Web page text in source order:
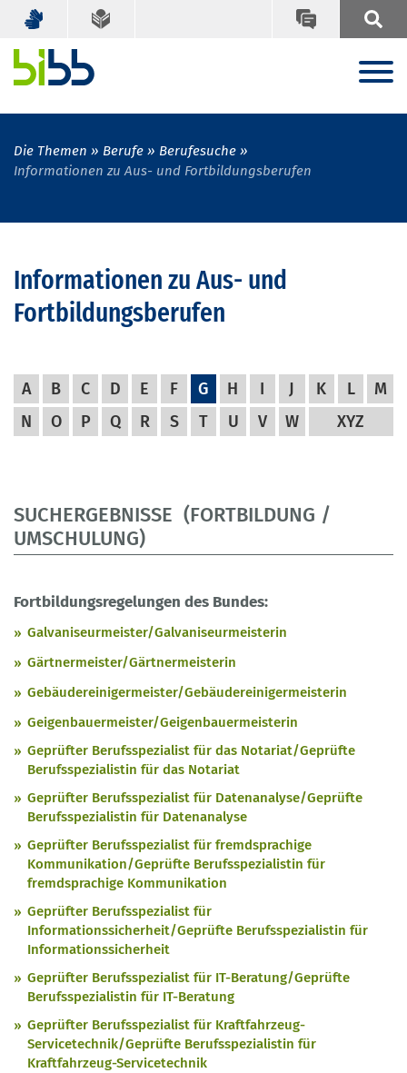
Die Themen Berufe
Berufesuche
Informationen zu Aus- und Fortbildungsberufen
Informationen zu Aus- und
Fortbildungsberufen
A B C D E F G H I J K L
M
N
O P Q R S T U V W XYZ
SUCHERGEBNISSE (FORTBILDUNG /
UMSCHULUNG)
Fortbildungsregelungen des Bundes:
Galvaniseurmeister/Galvaniseurmeisterin
Gärtnermeister/Gärtnermeisterin
Gebäudereinigermeister/Gebäudereinigermeisterin
Geigenbauermeister/Geigenbauermeisterin
Geprüfter Berufsspezialist für das Notariat/Geprüfte
Berufsspezialistin für das Notariat
Geprüfter Berufsspezialist für Datenanalyse/Geprüfte
Berufsspezialistin für Datenanalyse
Geprüfter Berufsspezialist für fremdsprachige
Kommunikation/Geprüfte Berufsspezialistin für
fremdsprachige Kommunikation
Geprüfter Berufsspezialist für
Informationssicherheit/Geprüfte Berufsspezialistin für
Informationssicherheit
Geprüfter Berufsspezialist für IT-Beratung/Geprüfte
Berufsspezialistin für IT-Beratung
Geprüfter Berufsspezialist für Kraftfahrzeug-
Servicetechnik/Geprüfte Berufsspezialistin für
Kraftfahrzeug-Servicetechnik